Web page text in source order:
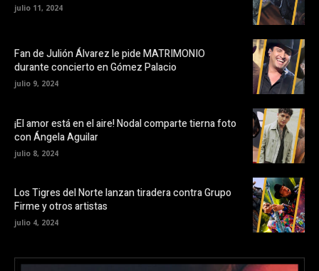
julio 11, 2024
Fan de Julión Álvarez le pide MATRIMONIO
durante concierto en Gómez Palacio
julio 9, 2024
¡El amor está en el aire! Nodal comparte tierna foto
con Ángela Aguilar
julio 8, 2024
Los Tigres del Norte lanzan tiradera contra Grupo
Firme y otros artistas
julio 4, 2024